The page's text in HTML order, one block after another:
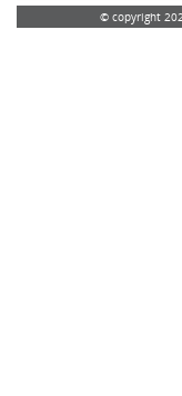
© copyright